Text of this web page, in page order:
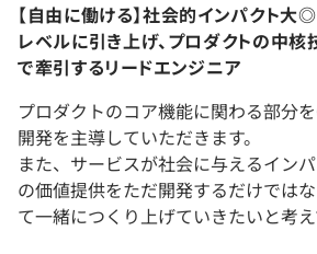
【自由に働ける】社会的インパクト大
レベルに引き上げ、プロダクトの中
で牽引するリードエンジニア
プロダクトのコア機能に関わる部分を
開発を主導していただきます。
また、サービスが社会に与えるイン
の価値提供をただ開発するだけでは
て一緒につくり上げていきたいと考え